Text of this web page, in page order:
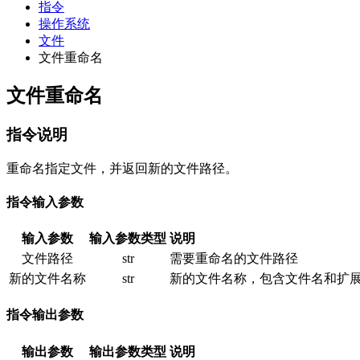
指令
操作系统
文件
文件重命名
文件重命名
指令说明
重命名指定文件，并返回新的文件路径。
指令输入参数
输入参数 输入参数类型 说明
文件路径
str
需要重命名的文件路径
新的文件名称
str 新的文件名称，包含文件名和扩
指令输出参数
输出参数 输出参数类型 说明